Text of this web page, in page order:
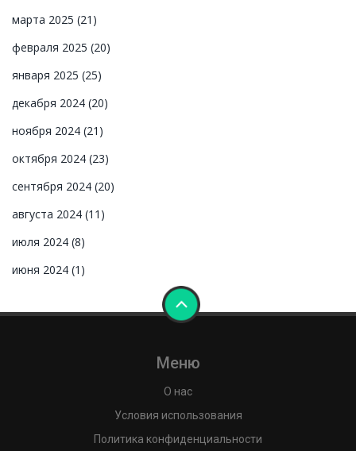
марта 2025 (21)
февраля 2025 (20)
января 2025 (25)
декабря 2024 (20)
ноября 2024 (21)
октября 2024 (23)
сентября 2024 (20)
августа 2024 (11)
июля 2024 (8)
июня 2024 (1)
Меню
О нас
Условия использования
Политика конфиденциальности